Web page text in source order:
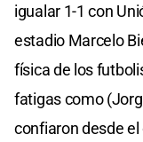
igualar 1-1 con
estadio Marcelo
física de los
fatigas como
confiaron desde